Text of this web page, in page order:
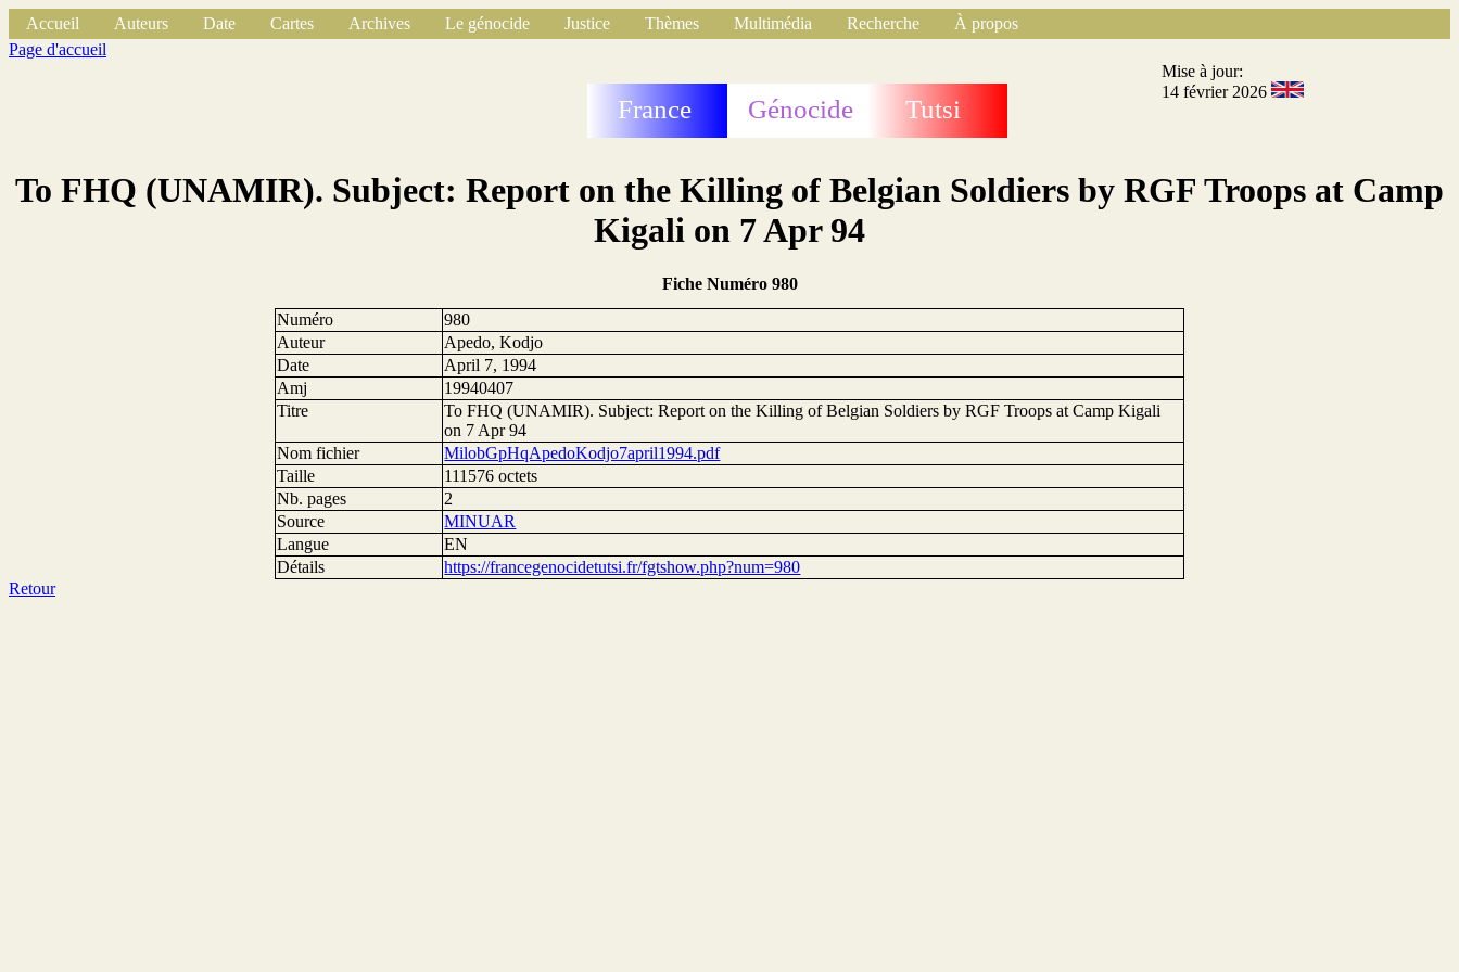
Accueil Auteurs Date Cartes Archives Le génocide Justice Thèmes Multimédia Recherche
À propos
Page d'accueil
France Génocide Tutsi
Mise à jour:
14 février 2026
To FHQ (UNAMIR). Subject: Report on the Killing of Belgian Soldiers by RGF Troops at Camp
Kigali on 7 Apr 94
Fiche Numéro 980
Numéro
980
Auteur
Apedo, Kodjo
Date
April 7, 1994
Amj
19940407
Titre
To FHQ (UNAMIR). Subject: Report on the Killing of Belgian Soldiers by RGF Troops at Camp Kigali
on 7 Apr 94
Nom fichier
MilobGpHqApedoKodjo7april1994.pdf
Taille
111576 octets
Nb. pages
2
Source
MINUAR
Langue
EN
Détails
https://francegenocidetutsi.fr/fgtshow.php?num=980
Retour